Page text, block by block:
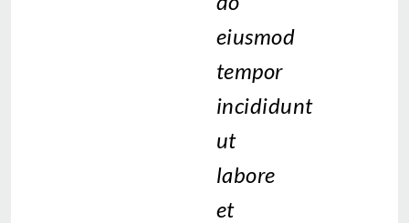
eiusmod
tempor
incididunt
ut
labore
et